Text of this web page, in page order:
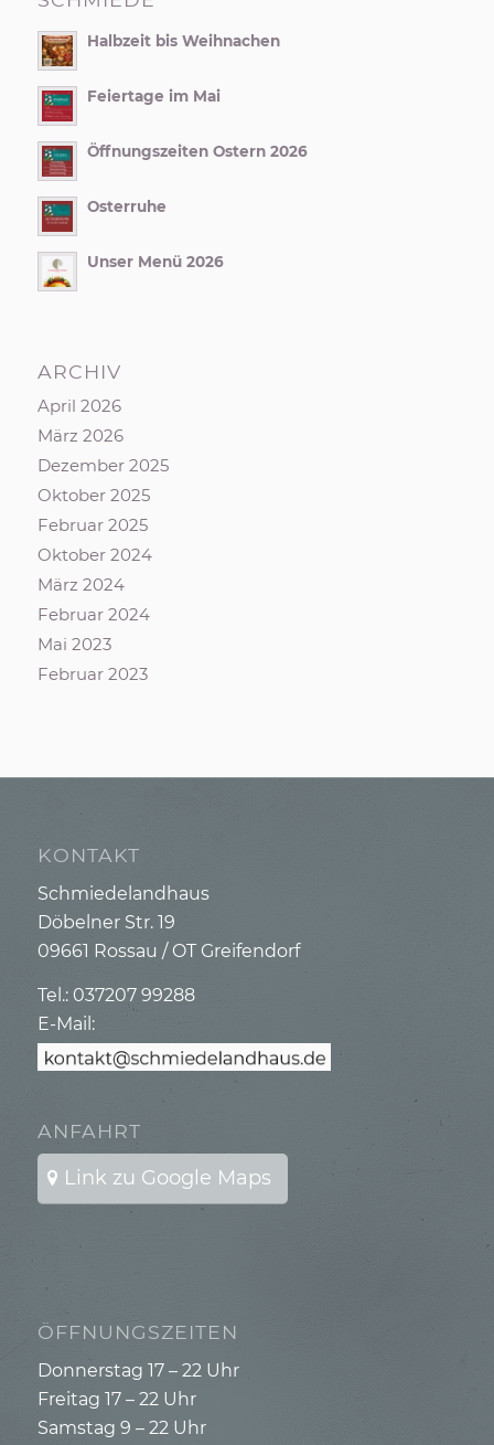
Halbzeit bis Weihnachen
Feiertage im Mai
Öffnungszeiten Ostern 2026
Osterruhe
Unser Menü 2026
ARCHIV
April 2026
März 2026
Dezember 2025
Oktober 2025
Februar 2025
Oktober 2024
März 2024
Februar 2024
Mai 2023
Februar 2023
KONTAKT
Schmiedelandhaus
Döbelner Str. 19
09661 Rossau / OT Greifendorf
Tel.: 037207 99288
E-Mail:
ANFAHRT
Link zu Google Maps
ÖFFNUNGSZEITEN
Donnerstag 17 – 22 Uhr
Freitag 17 – 22 Uhr
Samstag 9 – 22 Uhr